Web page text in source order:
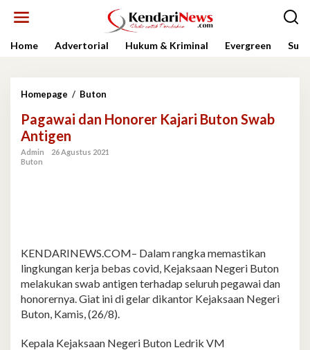
Home
Advertorial Hukum & Kriminal Evergreen
Homepage / Buton
Honorer
Swab
Pagawai dan Honorer Kajari Buton Swab
Antigen
Admin
26 Agustus 2021
Buton
KENDARINEWS.COM– Dalam rangka memastikan
lingkungan kerja bebas covid, Kejaksaan Negeri Buton
melakukan swab antigen terhadap seluruh pegawai dan
honorernya. Giat ini di gelar dikantor Kejaksaan Negeri
Buton, Kamis, (26/8).
Kepala Kejaksaan Negeri Buton Ledrik VM